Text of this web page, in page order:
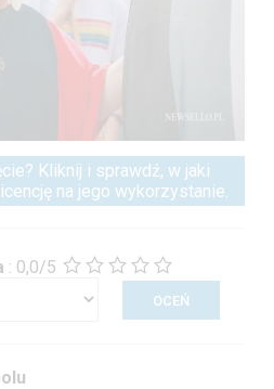
Kliknij i sprawdź, w jaki
na jego wykorzystanie.
: 0,0/5